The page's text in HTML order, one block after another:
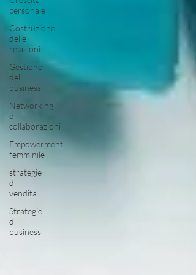
personale
Costruzione
delle
relazioni
Gestione
del
business
Networking
e
collaborazioni
Empowerment
femminile
strategie
di
vendita
Strategie
di
business